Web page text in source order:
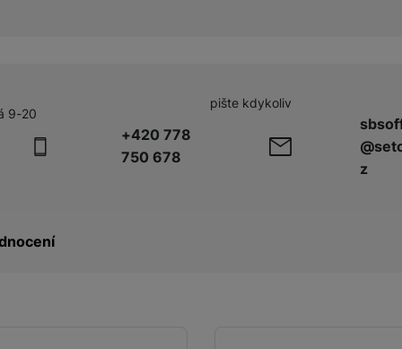
9-20
+420 778
750 678
pište kdykoliv
z